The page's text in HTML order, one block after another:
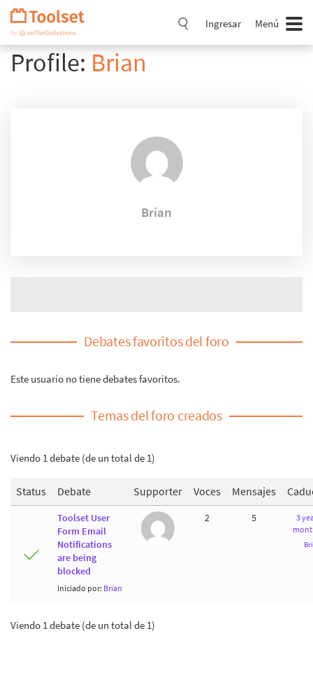
Saltar
navegación
Ingresar Menú
Profile: Brian
Brian
Debates favoritos del foro
Este usuario no tiene debates favoritos.
Temas del foro creados
Viendo 1 debate (de un total de 1)
Status Debate Supporter Voces Mensajes
Toolset User
Form Email
Notifications
are being
blocked
Iniciado por: Brian
2 5
3
Viendo 1 debate (de un total de 1)